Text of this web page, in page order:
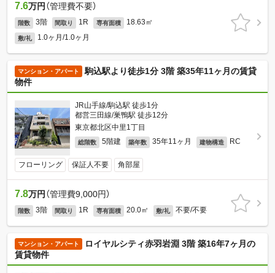
7.6万円 （管理費不要）
階数 3階 間取り 1R 専有面積 18.63㎡
敷/礼 1.0ヶ月/1.0ヶ月
マンション・アパート
駒込駅より徒歩1分 3階 築35年11ヶ月の賃貸
物件
JR山手線/駒込駅 徒歩1分
都営三田線/巣鴨駅 徒歩12分
東京都北区中里1丁目
総階数 5階建 築年数 35年11ヶ月 建物構造 RC
フローリング 保証人不要 角部屋
7.8万円 （管理費9,000円）
階数 3階 間取り 1R 専有面積 20.0㎡ 敷/礼 不要/不要
マンション・アパート
ロイヤルシティ赤羽岩淵 3階 築16年7ヶ月の
賃貸物件